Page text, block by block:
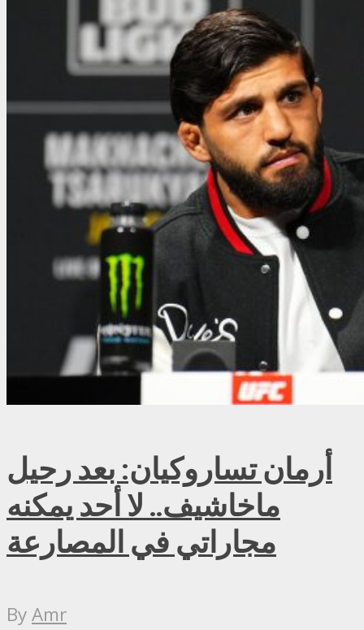
أرمان تساروكيان: بعد رحيل
ماخاشيف.. لا أحد يمكنه
مجاراتي في المصارعة
ByAmr